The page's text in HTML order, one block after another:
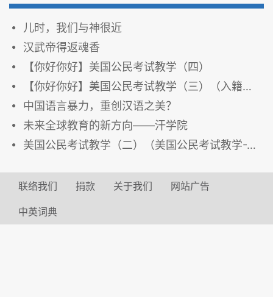
儿时，我们与神很近
汉武帝得返魂香
【你好你好】美国公民考试教学（四）
【你好你好】美国公民考试教学（三）（入籍考试）
中国语言暴力，重创汉语之美？
未来全球教育的新方向——汗学院
美国公民考试教学（二）（美国公民考试教学-2）
联络我们 捐款 关于我们 网站广告
中英词典